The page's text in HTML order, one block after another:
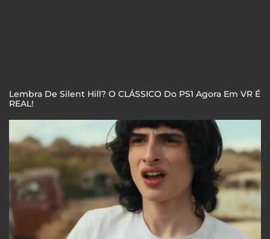
Lembra De Silent Hill? O CLÁSSICO Do PS1 Agora Em VR É
REAL!